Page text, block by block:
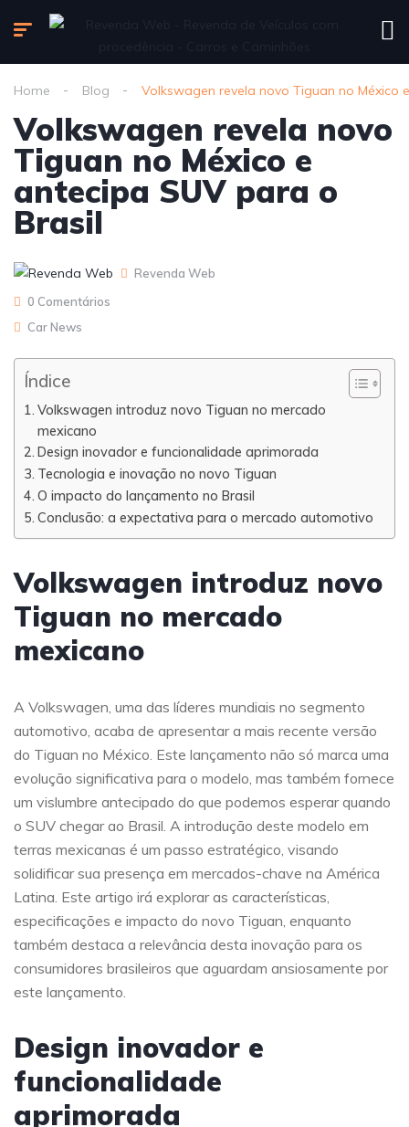
Home Blog Volkswagen revela novo Tiguan no México
Volkswagen revela novo
Tiguan no México e
antecipa SUV para o
Brasil
Revenda Web
0 Comentários
Car News
Índice
Volkswagen introduz novo Tiguan no mercado
mexicano
Design inovador e funcionalidade aprimorada
Tecnologia e inovação no novo Tiguan
O impacto do lançamento no Brasil
Conclusão: a expectativa para o mercado automotivo
Volkswagen introduz novo
Tiguan no mercado
mexicano
A Volkswagen, uma das líderes mundiais no segmento
automotivo, acaba de apresentar a mais recente versão
do Tiguan no México. Este lançamento não só marca uma
evolução significativa para o modelo, mas também fornece
um vislumbre antecipado do que podemos esperar quando
o SUV chegar ao Brasil. A introdução deste modelo em
terras mexicanas é um passo estratégico, visando
solidificar sua presença em mercados-chave na América
Latina. Este artigo irá explorar as características,
especificações e impacto do novo Tiguan, enquanto
também destaca a relevância desta inovação para os
consumidores brasileiros que aguardam ansiosamente por
este lançamento.
Design inovador e
funcionalidade
aprimorada